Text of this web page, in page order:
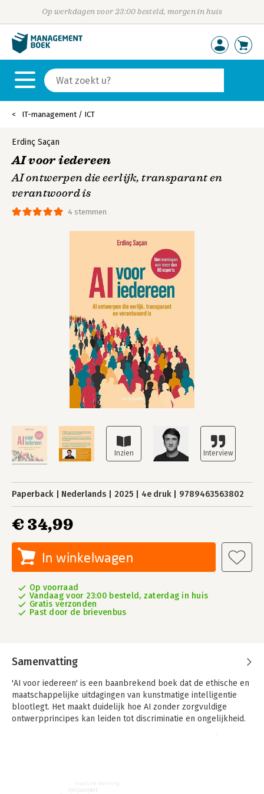
Op werkdagen voor 23:00 besteld, morgen in huis
IT-management / ICT
4 stemmen
Erdinç Saçan
AI voor iedereen
AI ontwerpen die eerlijk, transparant en
verantwoord is
Paperback Nederlands 2025 4e druk 9789463563802
€ 34,99
In winkelwagen
Op voorraad
Vandaag voor 23:00 besteld, zaterdag in huis
Gratis verzonden
Past door de brievenbus
Samenvatting
'AI voor iedereen' is een baanbrekend boek dat de ethische en
maatschappelijke uitdagingen van kunstmatige intelligentie
blootlegt. Het maakt duidelijk hoe AI zonder zorgvuldige
ontwerpprincipes kan leiden tot discriminatie en ongelijkheid.
richtlijnen voor de ontwikkeling van ethische AI-systemen.
inclusiviteit
machine learning